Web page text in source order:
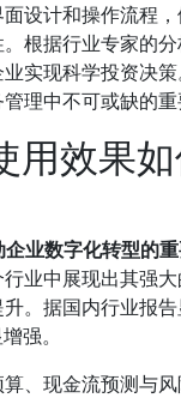
设计和操作流程
根据行业专家的
实现科学投资决
理中不可或缺的重
用效果
业数字化转型的重
业中展现出其强
。据国内行业报
强。
、现金流预测与